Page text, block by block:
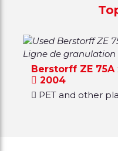
Berstorff ZE 75A
2004
PET and other